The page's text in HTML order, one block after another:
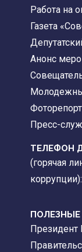
Работа на
Газета
Анонс
Пресс-
ТЕЛЕФОН
(горячая